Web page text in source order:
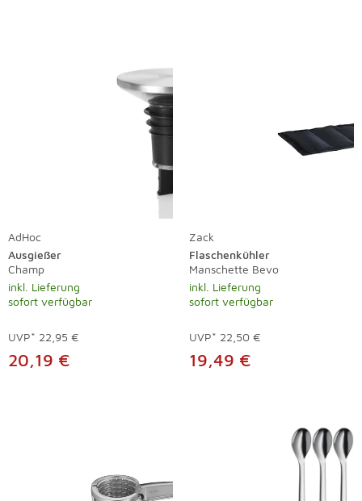
AdHoc
Ausgießer
Champ
inkl. Lieferung
sofort verfügbar
UVP* 22,95 €
20,19 €
Zack
Flaschenkühler
Manschette Bevo
inkl. Lieferung
sofort verfügbar
UVP* 22,50 €
19,49 €